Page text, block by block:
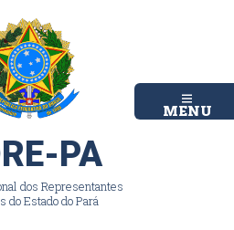
MENU
PA
dos Representantes
do Estado do Pará